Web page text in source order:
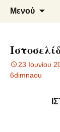
6o
Μενού
23 Ιουνίου
6dimnaou